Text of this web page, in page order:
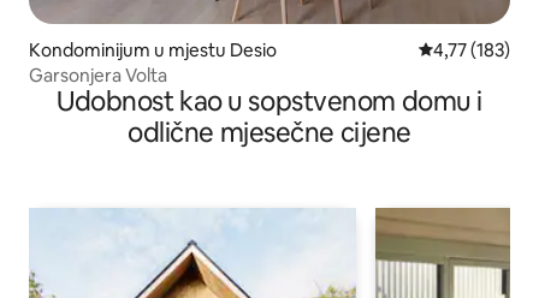
Kondominijum u mjestu Desio prosječna
4,77 (183)
Garsonjera Volta
Udobnost kao u sopstvenom domu i
odlične mjesečne cijene